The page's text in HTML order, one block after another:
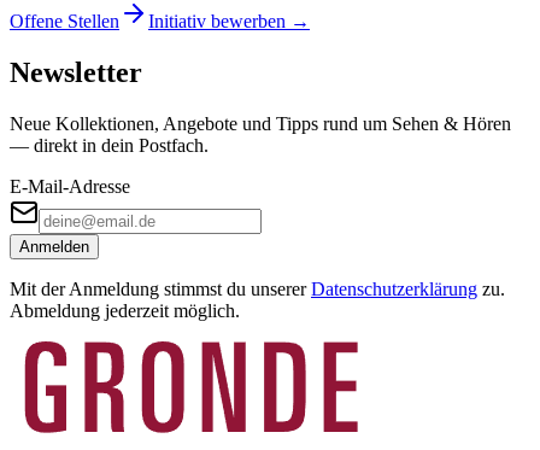
Offene Stellen
Initiativ bewerben →
Newsletter
Neue Kollektionen, Angebote und Tipps rund um Sehen & Hören
— direkt in dein Postfach.
E-Mail-Adresse
Anmelden
Mit der Anmeldung stimmst du unserer Datenschutzerklärung zu.
Abmeldung jederzeit möglich.